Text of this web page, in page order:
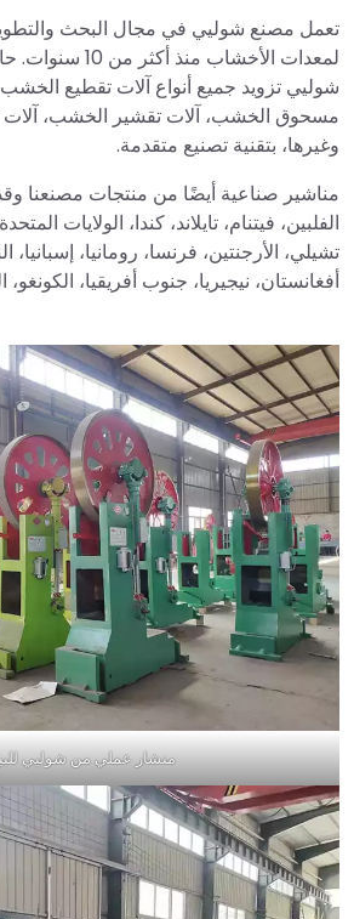
تعمل مصنع شوليي في مجال البحث
لمعدات الأخشاب منذ
شوليي تزويد جميع أنواع آلات تقطيع
مسحوق الخشب، آلات تقشير الخشب،
وغيرها، بتقنية تصنيع متقدمة.
مناشير صناعية أيضًا من منتجات مصنعنا
الفلبين، فيتنام، تايلاند، كندا، الولايات
تشيلي، الأرجنتين، فرنسا، رومانيا، إسبانيا،
أفغانستان، نيجيريا، جنوب أفريقيا،
منشار عملي من شوليي